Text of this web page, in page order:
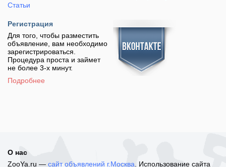
Статьи
Регистрация
Для того, чтобы разместить
объявление, вам необходимо
зарегистрироваться.
Процедура проста и займет
не более 3-х минут.
Подробнее
О нас
ZooYa.ru — сайт объявлений г.Москва . Использование сайта